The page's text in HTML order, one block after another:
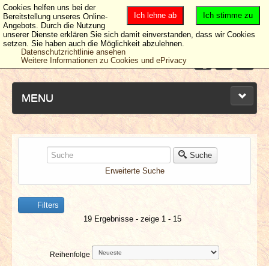
MENU
NEUESTE ARTIKEL
NEWS & DATES
BERICHTE
VERLOSUNGEN
Suche
Erweiterte Suche
Filters
19 Ergebnisse - zeige 1 - 15
Reihenfolge
Ich stimme zu
Ich lehne ab
Cookies helfen uns bei der
Bereitstellung unseres Online-
Angebots. Durch die Nutzung
unserer Dienste erklären Sie sich damit einverstanden, dass wir Cookies
setzen. Sie haben auch die Möglichkeit abzulehnen.
Datenschutzrichtlinie ansehen
Weitere Informationen zu Cookies und ePrivacy